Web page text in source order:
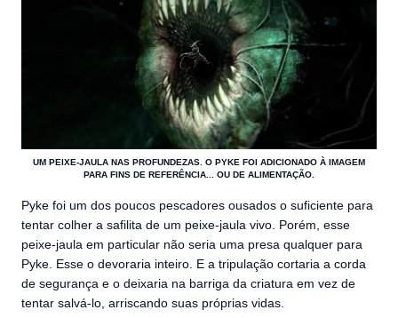
UM PEIXE-JAULA NAS PROFUNDEZAS. O PYKE FOI ADICIONADO À IMAGEM
PARA FINS DE REFERÊNCIA... OU DE ALIMENTAÇÃO.
Pyke foi um dos poucos pescadores ousados o suficiente para
tentar colher a safilita de um peixe-jaula vivo. Porém, esse
peixe-jaula em particular não seria uma presa qualquer para
Pyke. Esse o devoraria inteiro. E a tripulação cortaria a corda
de segurança e o deixaria na barriga da criatura em vez de
tentar salvá-lo, arriscando suas próprias vidas.